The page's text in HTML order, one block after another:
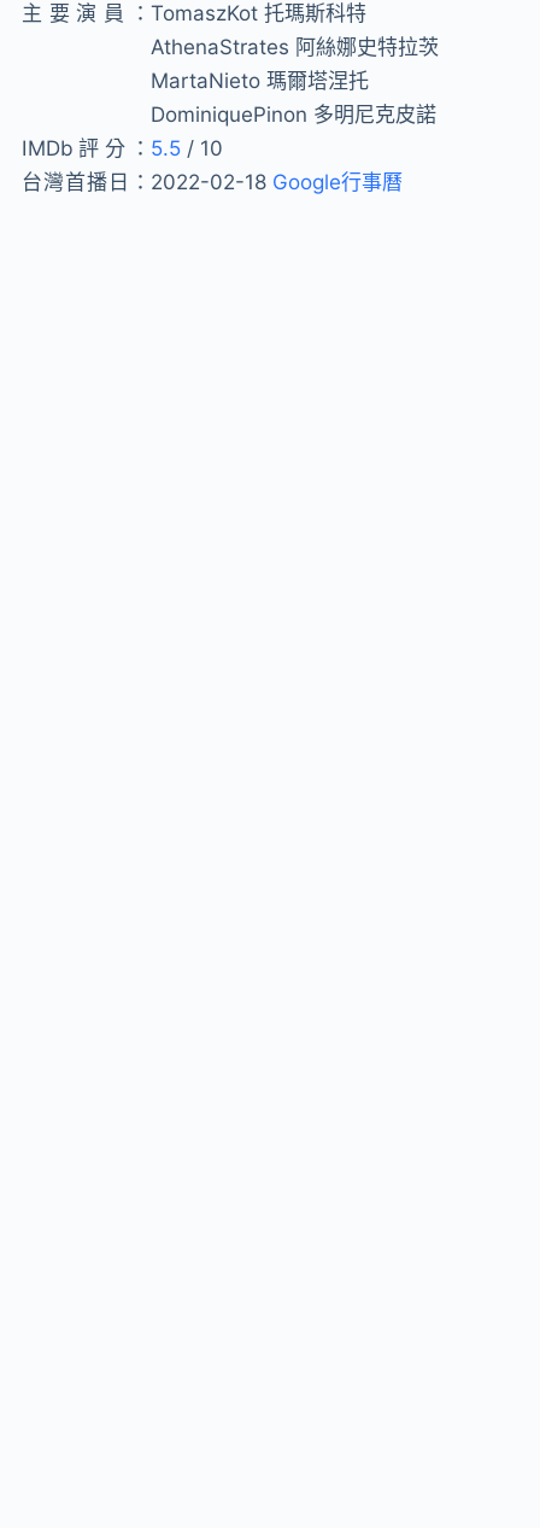
主要演員：TomaszKot 托瑪斯科特
AthenaStrates 阿絲娜史特拉茨
MartaNieto 瑪爾塔涅托
DominiquePinon 多明尼克皮諾
IMDb評分： 5.5 / 10
台灣首播日： 2022-02-18 Google行事曆